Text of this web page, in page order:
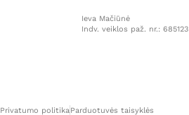
Ieva Mačiūnė
Indv. veiklos paž. nr.: 685123
Privatumo politikaParduotuvės taisyklės